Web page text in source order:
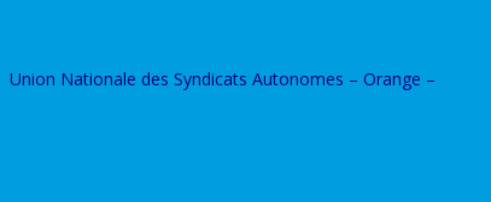
content
Union Nationale des Syndicats Autonomes – Orange –